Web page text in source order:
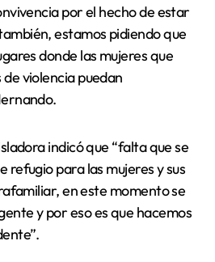
por el hecho de estar
estamos pidiendo que
donde las mujeres que
violencia puedan
indicó que “falta que se
refugio para las mujeres y sus
en este momento se
y por eso es que hacemos